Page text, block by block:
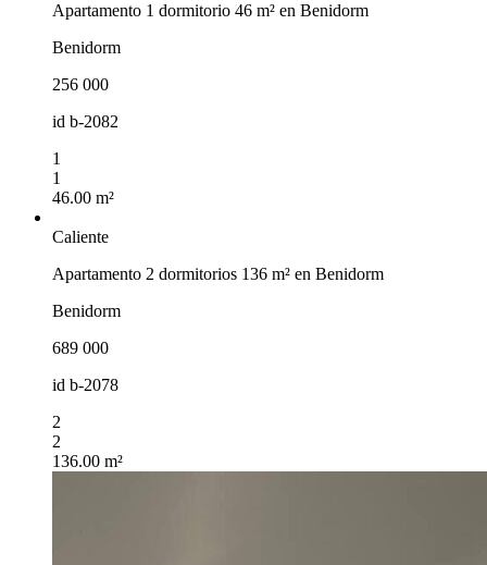
Apartamento 1 dormitorio 46 m² en Benidorm
Benidorm
256 000
id b-2082
1
1
46.00 m²
Caliente
Apartamento 2 dormitorios 136 m² en Benidorm
Benidorm
689 000
id b-2078
2
2
136.00 m²